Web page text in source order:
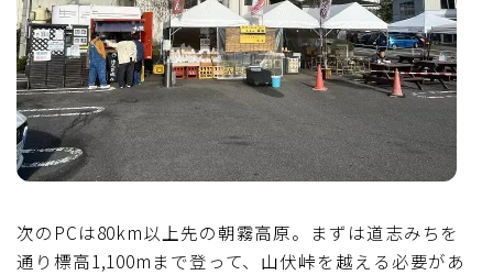
次のPCは80km以上先の朝霧高原。まずは道志みちを
通り標高1,100mまで登って、山伏峠を越える必要があ